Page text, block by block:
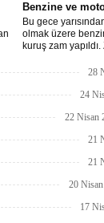
Benzine ve
Bu gece
olmak üzere
kuruş zam
28
24
22 Nisan
21
21
20
17